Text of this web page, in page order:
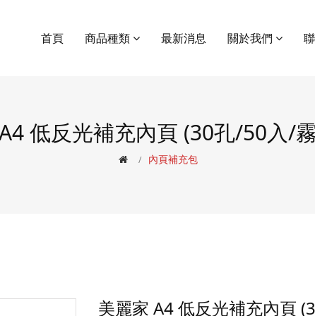
首頁 商品種類 最新消息 關於我們
低反光補充內頁 (30孔/50入/
內頁補充包
美麗家 A4 低反光補充內頁